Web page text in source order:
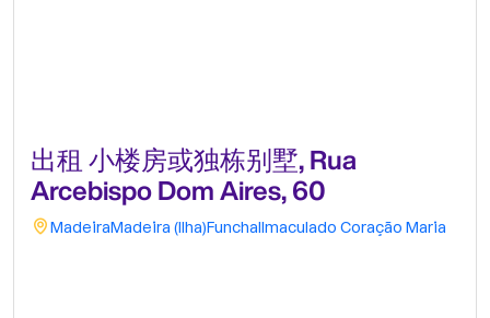
出租 小楼房或独栋别墅, Rua
Arcebispo Dom Aires, 60
MadeiraMadeira (Ilha)FunchalImaculado Coração Maria